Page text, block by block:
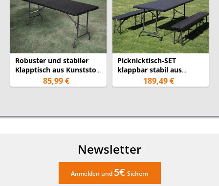
Robuster und stabiler
Klapptisch aus Kunststoff
mit Stahlgestell
85,99 €
Picknicktisch-SET
klappbar stabil aus
Kunststoff für 8
Personen
189,49 €
Newsletter
Anmelden und 5€ Sichern